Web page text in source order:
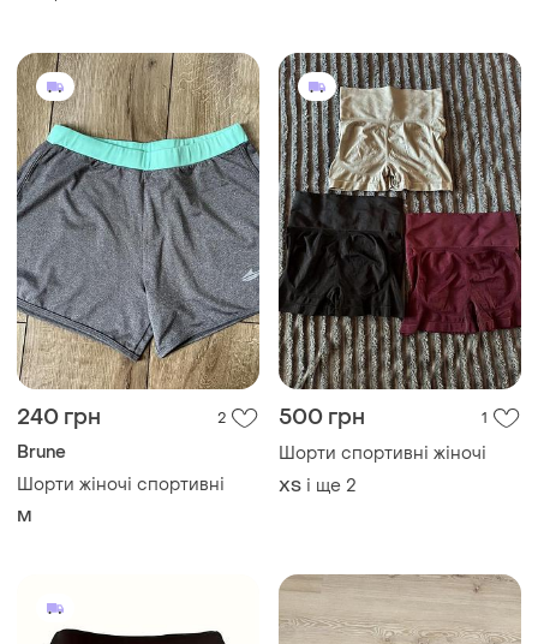
240 грн 2
Brune
Шорти жіночі спортивні
M
500 грн 1
Шорти спортивні жіночі
ХS і ще 2